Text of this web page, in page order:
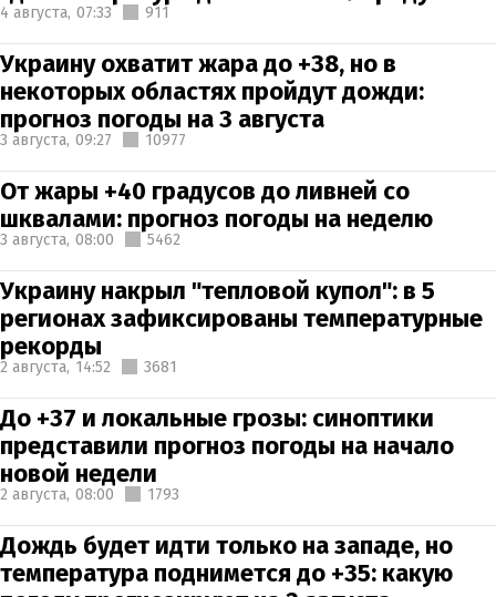
4 августа, 07:33 911
Украину охватит жара до +38, но в
некоторых областях пройдут дожди:
прогноз погоды на 3 августа
3 августа, 09:27 10977
От жары +40 градусов до ливней со
шквалами: прогноз погоды на неделю
3 августа, 08:00 5462
Украину накрыл "тепловой купол": в 5
регионах зафиксированы температурные
рекорды
2 августа, 14:52 3681
До +37 и локальные грозы: синоптики
представили прогноз погоды на начало
новой недели
2 августа, 08:00 1793
Дождь будет идти только на западе, но
температура поднимется до +35: какую